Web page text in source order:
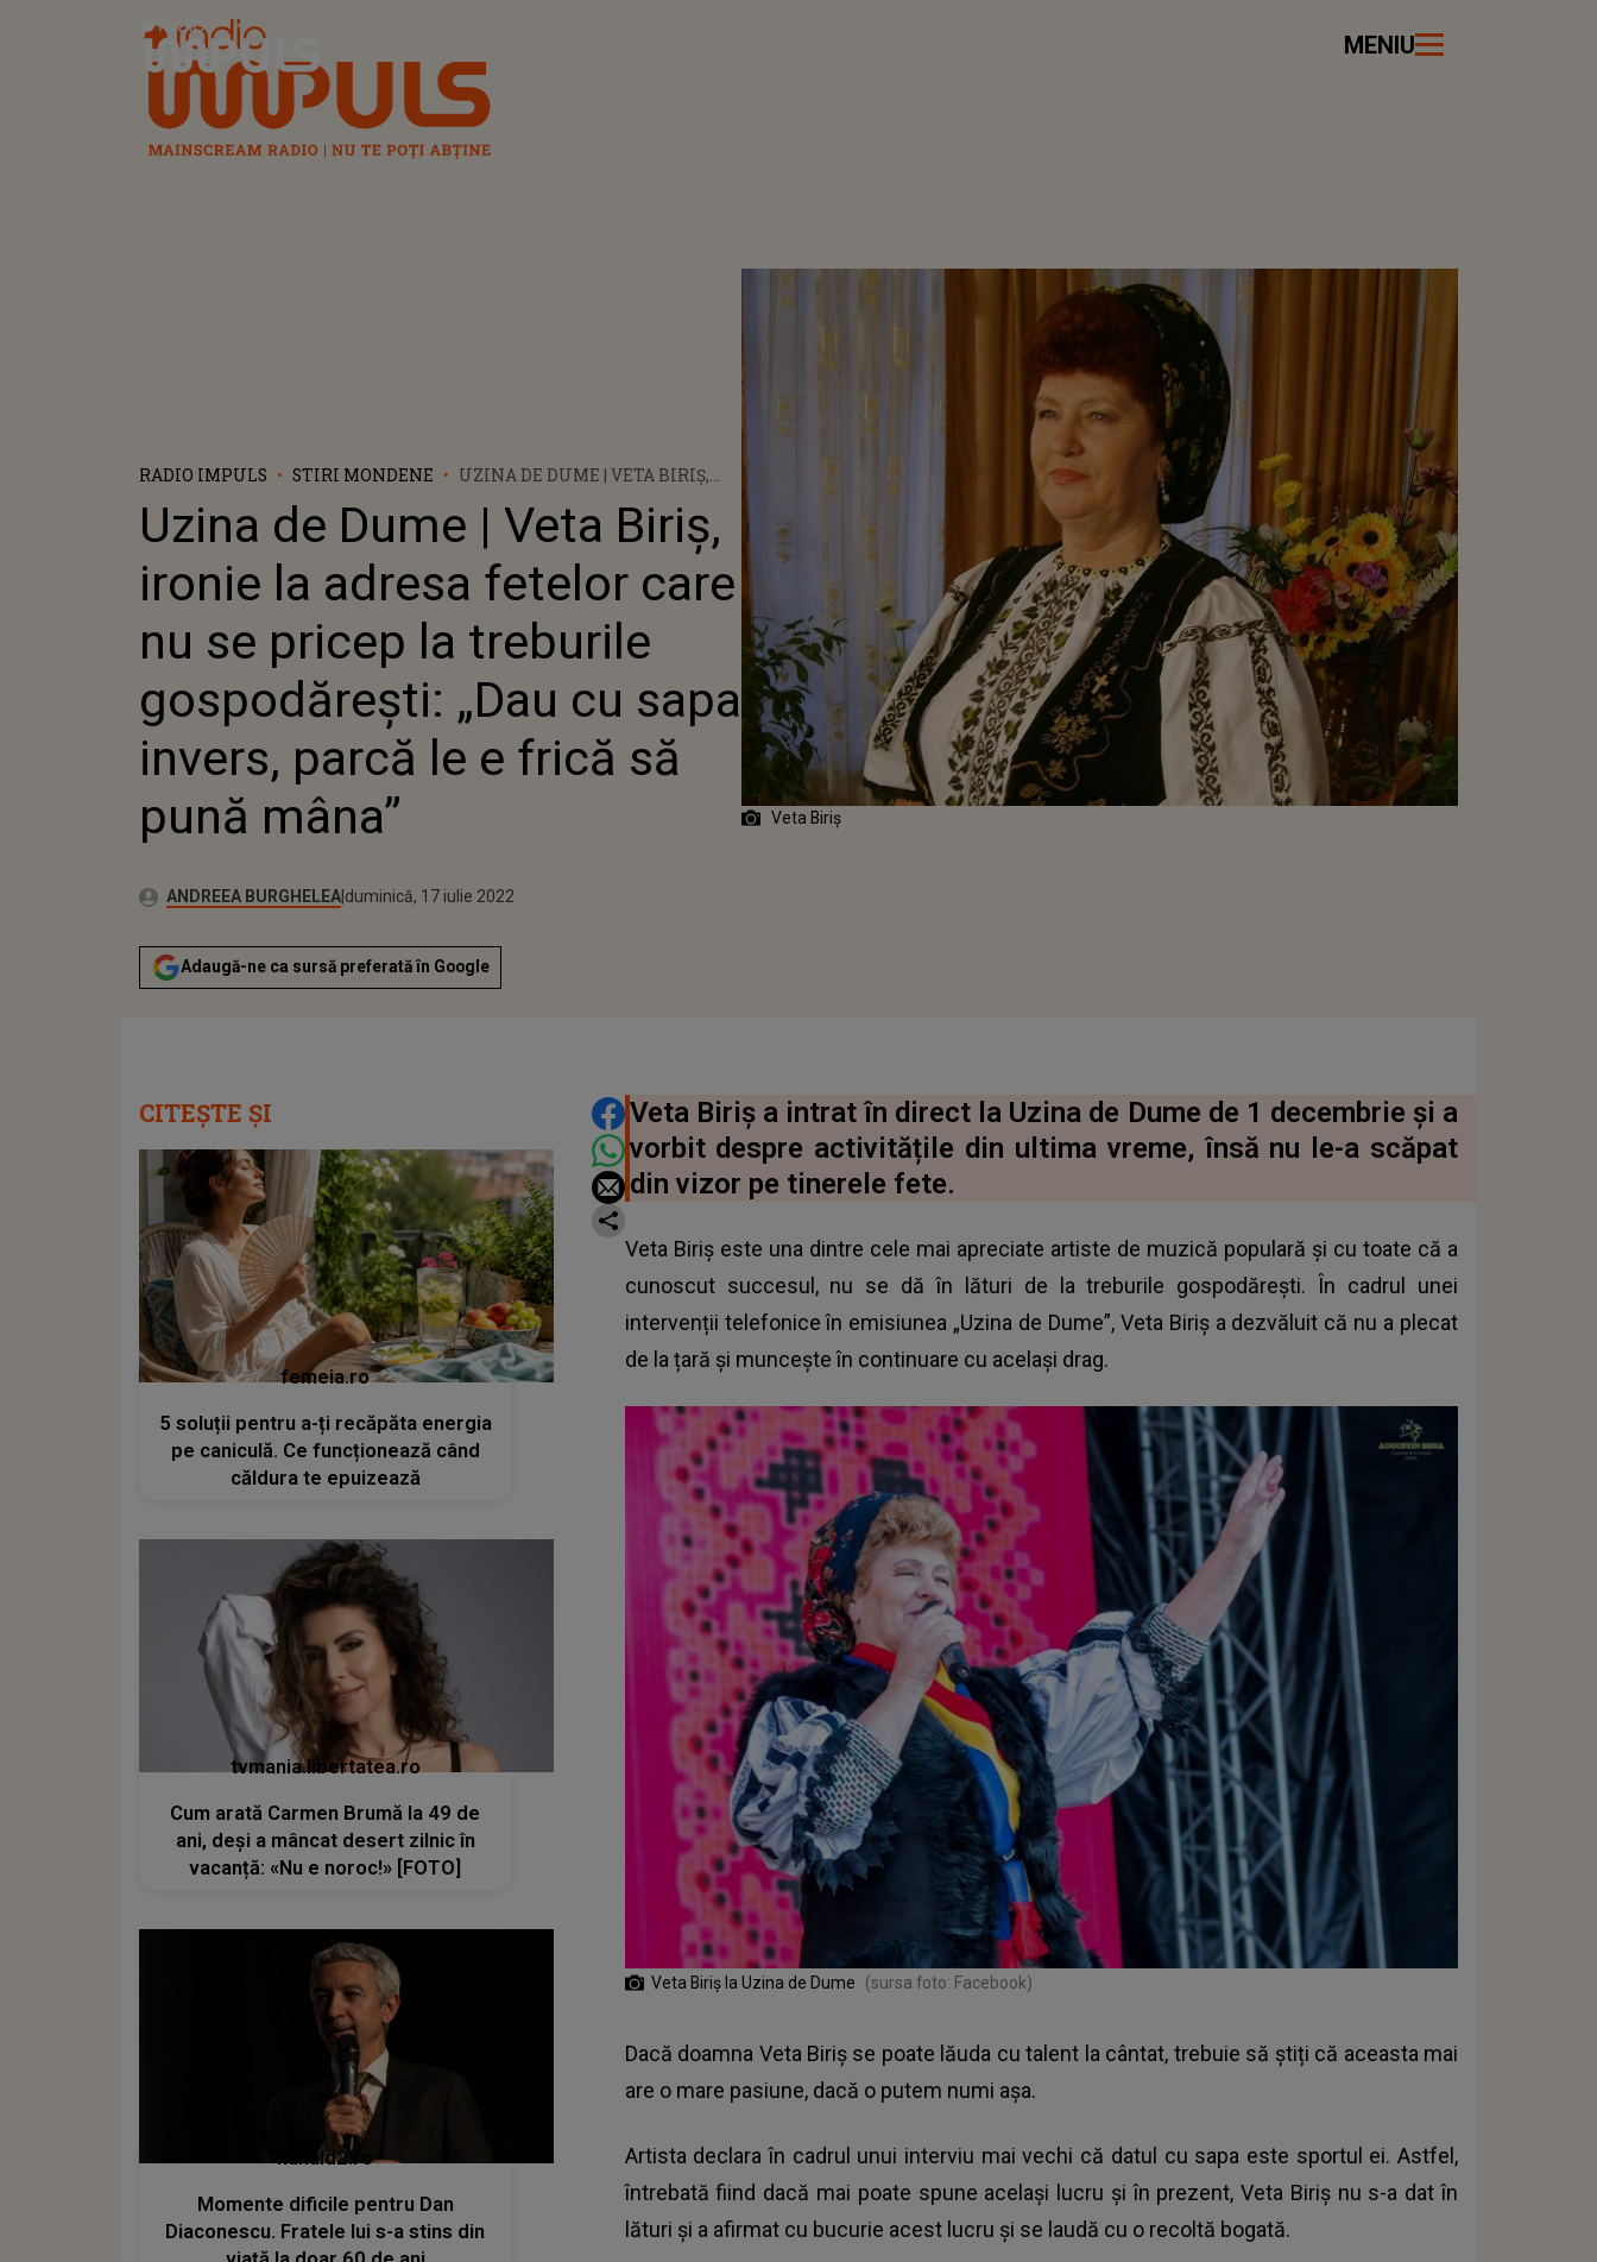
Radio Impuls MENIU
RADIO IMPULS STIRI MONDENE
UZINA DE DUME | VETA BIRIȘ,
CARE NU SE PRICEP LA
TREBURILE GOSPODĂREȘTI:
„DAU CU SAPA INVERS, PARCĂ LE
E FRICĂ SĂ PUNĂ MÂNA”
Uzina de Dume | Veta Biriș,
ironie la adresa fetelor care
nu se pricep la treburile
gospodărești: „Dau cu sapa
invers, parcă le e frică să
pună mâna”
Autor:ANDREEA BURGHELEAPublicat:
miercuri, 2 decembrie 2020
Actualizat:
duminică, 17 iulie 2022
Adaugă-ne ca sursă preferată în Google
Veta Biriș
DISTRIBUIE ARTICOLUL
Veta Biriș a intrat în direct la Uzina de Dume de 1 decembrie și a
vorbit despre activitățile din ultima vreme, însă nu le-a scăpat
din vizor pe tinerele fete.
Veta Biriș este una dintre cele mai apreciate artiste de muzică populară și cu toate că a
cunoscut succesul, nu se dă în lături de la treburile gospodărești. În cadrul unei
intervenții telefonice în emisiunea „Uzina de Dume”, Veta Biriș a dezvăluit că nu a plecat
de la țară și muncește în continuare cu același drag.
Veta Biriș la Uzina de Dume (sursa foto: Facebook)
Dacă doamna Veta Biriș se poate lăuda cu talent la cântat, trebuie să știți că aceasta mai
are o mare pasiune, dacă o putem numi așa.
Artista declara în cadrul unui interviu mai vechi că datul cu sapa este sportul ei. Astfel,
întrebată fiind dacă mai poate spune același lucru și în prezent, Veta Biriș nu s-a dat în
lături și a afirmat cu bucurie acest lucru și se laudă cu o recoltă bogată.
CITEȘTE ȘI
femeia.ro
5 soluții pentru a-ți recăpăta energia
pe caniculă. Ce funcționează când
căldura te epuizează
tvmania.libertatea.ro
Cum arată Carmen Brumă la 49 de
ani, deși a mâncat desert zilnic în
vacanță: «Nu e noroc!» [FOTO]
kanald2.ro
Momente dificile pentru Dan
Diaconescu. Fratele lui s-a stins din